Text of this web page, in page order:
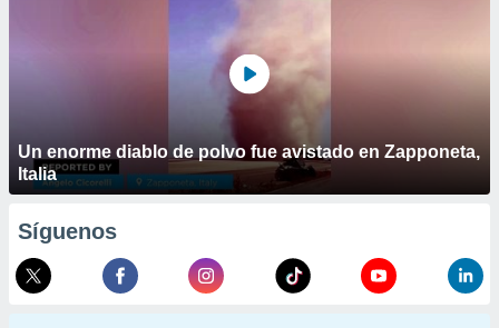
Un enorme diablo de polvo fue avistado en Zapponeta,
Italia
Síguenos